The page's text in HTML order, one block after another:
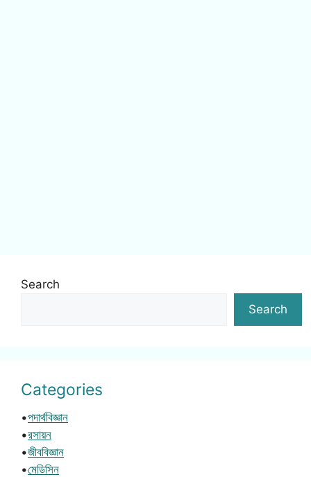
Search
Search
Categories
•পদার্থবিজ্ঞান
•রসায়ন
•জীববিজ্ঞান
•মেডিসিন